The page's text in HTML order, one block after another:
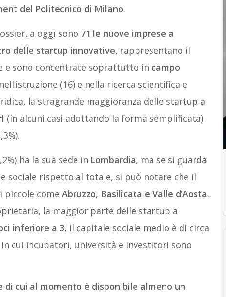
del Politecnico di Milano.
a oggi sono 71 le nuove imprese a
delle startup innovative, rappresentano il
e sono concentrate soprattutto in campo
(16) e nella ricerca scientifica e
la stragrande maggioranza delle startup a
(in alcuni casi adottando la forma semplificata)
ha la sua sede in Lombardia, ma se si guarda
sociale rispetto al totale, si può notare che il
piccole come Abruzzo, Basilicata e Valle d’Aosta.
la maggior parte delle startup a
inferiore a 3, il capitale sociale medio è di circa
cui incubatori, università e investitori sono
di cui al momento è disponibile almeno un